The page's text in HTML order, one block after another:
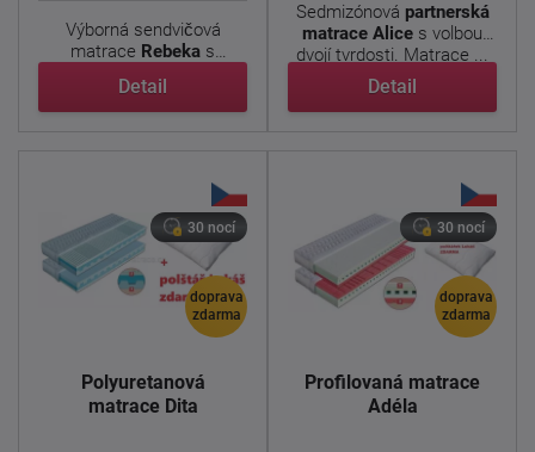
Výborná sendvičová
matrace Rebeka s
...
Detail
Sedmizónová partnerská
matrace Alice s volbou
dvojí tvrdosti. Matrace ...
Detail
doprava
zdarma
30 nocí
Polyuretanová
matrace Dita
doprava
zdarma
30 nocí
Profilovaná matrace
Adéla